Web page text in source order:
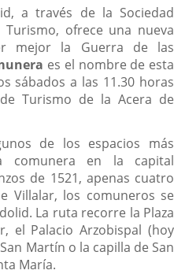
a través de la Sociedad
ofrece una nueva
mejor la Guerra de las
es el nombre de esta
sábados a las 11.30 horas
Turismo de la Acera de
de los espacios más
comunera en la capital
de 1521, apenas cuatro
Villalar, los comuneros se
La ruta recorre la Plaza
el Palacio Arzobispal (hoy
Martín o la capilla de San
María.